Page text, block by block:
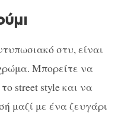
στυ, είναι
Μπορείτε να
street style και να
μαζί με ένα ζευγάρι